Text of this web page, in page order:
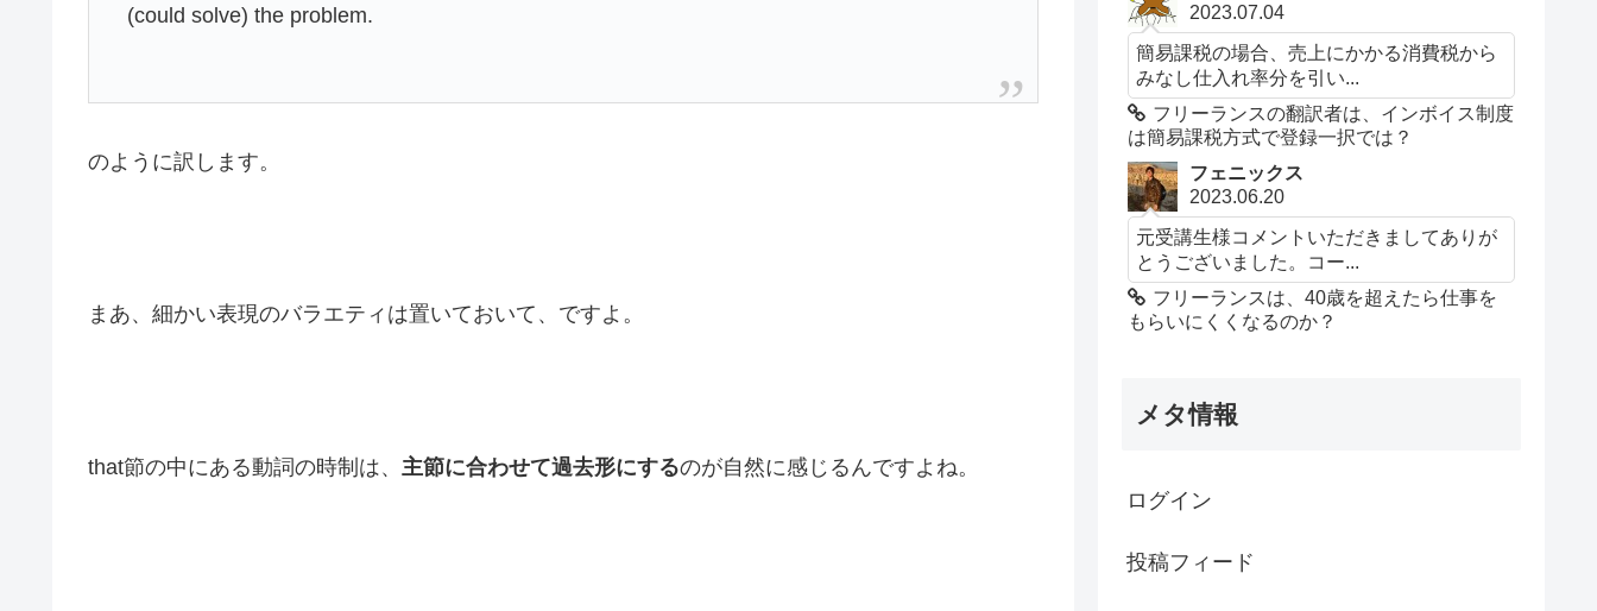
(could solve) the problem.
のように訳します。
まあ、細かい表現のバラエティは置いておいて、ですよ。
that節の中にある動詞の時制は、 主節に合わせて過去形にするのが自然に感じるんですよね。
2023.07.04
簡易課税の場合、売上にかかる消費税から
みなし仕入れ率分を引い...
フリーランスの翻訳者は、インボイス制度
は簡易課税方式で登録一択では？
フェニックス
2023.06.20
元受講生様コメントいただきましてありが
とうございました。コー...
フリーランスは、40歳を超えたら仕事を
もらいにくくなるのか？
メタ情報
ログイン
投稿フィード